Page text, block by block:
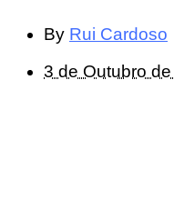
By Rui Cardoso
3 de Outubro